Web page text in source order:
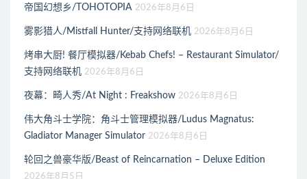
帝国幻想乡/TOHOTOPIA 2026年8月6日
雾影猎人/Mistfall Hunter/支持网络联机 2026年8月6日
烤串大厨! 餐厅模拟器/Kebab Chefs! – Restaurant Simulator/
支持网络联机 2026年8月6日
夜幕：畸人秀/At Night : Freakshow 2026年8月6日
伟大角斗士学院：角斗士管理模拟器/Ludus Magnatus:
Gladiator Manager Simulator 2026年8月6日
轮回之兽豪华版/Beast of Reincarnation – Deluxe Edition
2026年8月5日